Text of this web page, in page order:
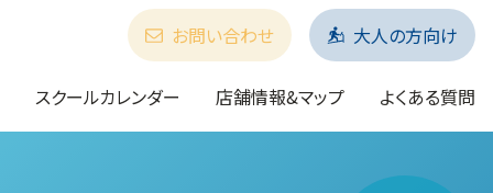
スクールカレンダー 店舗情報&マップ よくある質問
お問い合わせ 大人の方向け